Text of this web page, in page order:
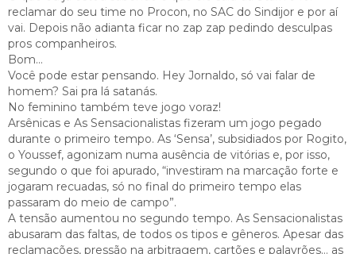
reclamar do seu time no Procon, no SAC do Sindijor e por aí
vai. Depois não adianta ficar no zap zap pedindo desculpas
pros companheiros.
Bom…
Você pode estar pensando. Hey Jornaldo, só vai falar de
homem? Sai pra lá satanás.
No feminino também teve jogo voraz!
Arsênicas e As Sensacionalistas fizeram um jogo pegado
durante o primeiro tempo. As ‘Sensa’, subsidiados por Rogito,
o Youssef, agonizam numa ausência de vitórias e, por isso,
segundo o que foi apurado, “investiram na marcação forte e
jogaram recuadas, só no final do primeiro tempo elas
passaram do meio de campo”.
A tensão aumentou no segundo tempo. As Sensacionalistas
abusaram das faltas, de todos os tipos e gêneros. Apesar das
reclamações, pressão na arbitragem, cartões e palavrões… as